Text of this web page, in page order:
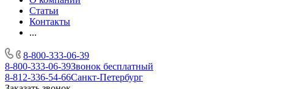
Статьи
Контакты
...
8-800-333-06-39
8-800-333-06-39Звонок бесплатный
8-812-336-54-66Санкт-Петербург